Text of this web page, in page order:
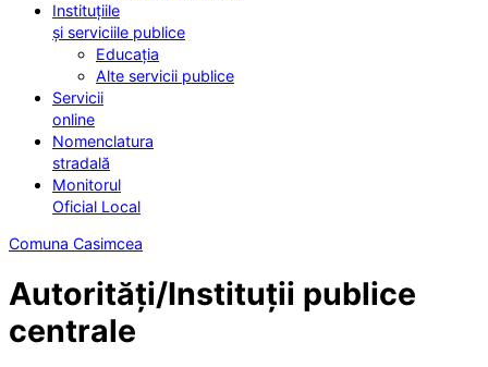
Instituțiile
și serviciile publice
Educația
Alte servicii publice
Servicii
online
Nomenclatura
stradală
Monitorul
Oficial Local
Comuna Casimcea
Autorități/Instituții publice
centrale